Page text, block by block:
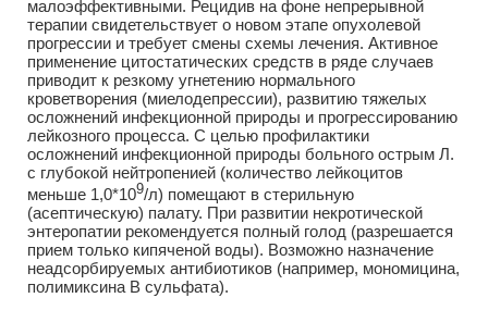
малоэффективными. Рецидив на фоне непрерывной
терапии свидетельствует о новом этапе опухолевой
прогрессии и требует смены схемы лечения. Активное
применение цитостатических средств в ряде случаев
приводит к резкому угнетению нормального
кроветворения (миелодепрессии), развитию тяжелых
осложнений инфекционной природы и прогрессированию
лейкозного процесса. С целью профилактики
осложнений инфекционной природы больного острым Л.
с глубокой нейтропенией (количество лейкоцитов
меньше 1,0*109/л) помещают в стерильную
(асептическую) палату. При развитии некротической
энтеропатии рекомендуется полный голод (разрешается
прием только кипяченой воды). Возможно назначение
неадсорбируемых антибиотиков (например, мономицина,
полимиксина В сульфата).